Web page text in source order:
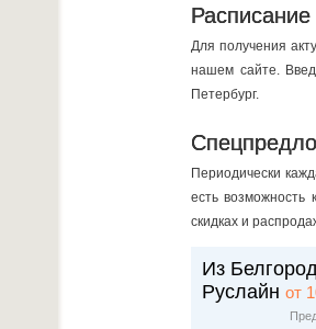
Для получения
нашем сайте.
Петербург.
Периодически
есть
скидках и
Из
Руслайн от